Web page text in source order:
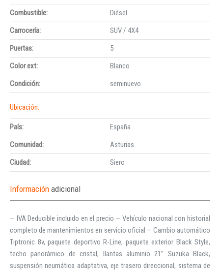
Combustible:
Diésel
Carrocería:
SUV / 4X4
Puertas:
5
Color ext:
Blanco
Condición:
seminuevo
Ubicación:
País:
España
Comunidad:
Asturias
Ciudad:
Siero
Información adicional
— IVA Deducible incluido en el precio — Vehículo nacional con historial
completo de mantenimientos en servicio oficial — Cambio automático
Tiptronic 8v, paquete deportivo R-Line, paquete exterior Black Style,
techo panorámico de cristal, llantas aluminio 21” Suzuka Black,
suspensión neumática adaptativa, eje trasero direccional, sistema de